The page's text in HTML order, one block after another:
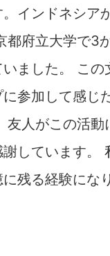
インドネシア
都府立大学で3
ました。 この
参加して感じ
友人がこの活動
しています。
残る経験にな